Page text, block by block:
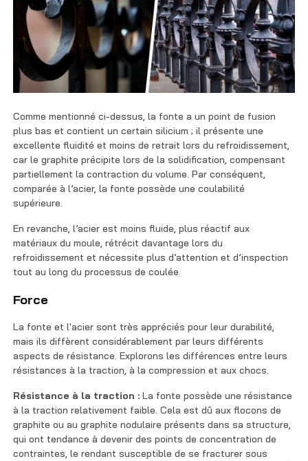
Comme mentionné ci-dessus, la fonte a un point de fusion
plus bas et contient un certain silicium ; il présente une
excellente fluidité et moins de retrait lors du refroidissement,
car le graphite précipite lors de la solidification, compensant
partiellement la contraction du volume. Par conséquent,
comparée à l’acier, la fonte possède une coulabilité
supérieure.
En revanche, l’acier est moins fluide, plus réactif aux
matériaux du moule, rétrécit davantage lors du
refroidissement et nécessite plus d’attention et d’inspection
tout au long du processus de coulée.
Force
La fonte et l'acier sont très appréciés pour leur durabilité,
mais ils diffèrent considérablement par leurs différents
aspects de résistance. Explorons les différences entre leurs
résistances à la traction, à la compression et aux chocs.
Résistance à la traction :La fonte possède une résistance
à la traction relativement faible. Cela est dû aux flocons de
graphite ou au graphite nodulaire présents dans sa structure,
qui ont tendance à devenir des points de concentration de
contraintes, le rendant susceptible de se fracturer sous